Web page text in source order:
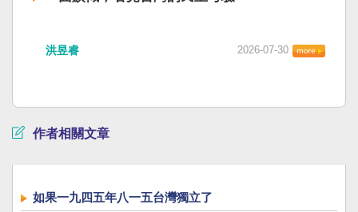
洪昱睿 2026-07-30
作者相關文章
如果一九四五年八一五台灣獨立了